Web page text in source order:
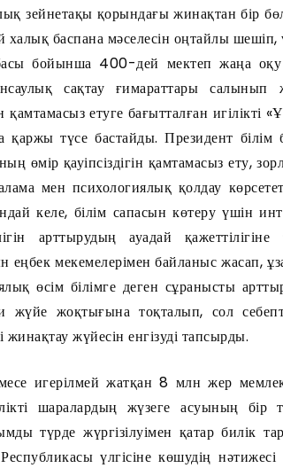
зейнетақы қорындағы жинақтан бір
баспана мәселесін оңтайлы шешіп,
бойынша 400-дей мектеп жаңа
сақтау ғимараттары
етуге бағытталған игілікті
түсе бастайды. Президент білім
өмір қауіпсіздігін қамтамасыз ету,
мен психологиялық қолдау
келе, білім сапасын көтеру үшін
арттырудың ауадай
мекемелерімен байланыс жасап,
өсім білімге деген сұранысты
жүйе жоқтығына тоқталып, сол
жинақтау жүйесін енгізуді тапсырды.
жатқан 8 млн жер
шаралардың жүзеге асуының бір
түрде жүргізілуімен қатар билік
үлгісіне көшудің